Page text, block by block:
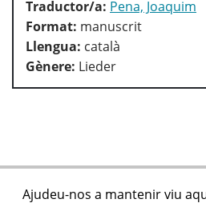
Traductor/a: Pena, Joaquim
Format: manuscrit
Llengua: català
Gènere: Lieder
Ajudeu-nos a mantenir viu